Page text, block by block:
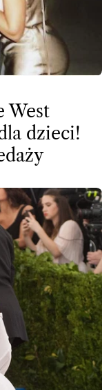
West
dzieci!